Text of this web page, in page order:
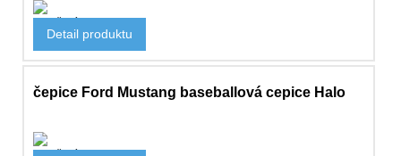
642 Kč
Detail produktu
čepice Ford Mustang baseballová cepice Halo